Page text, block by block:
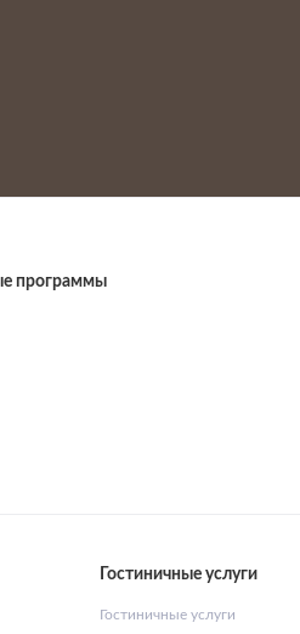
программы
Гостиничные услуги
Гостиничные услуги